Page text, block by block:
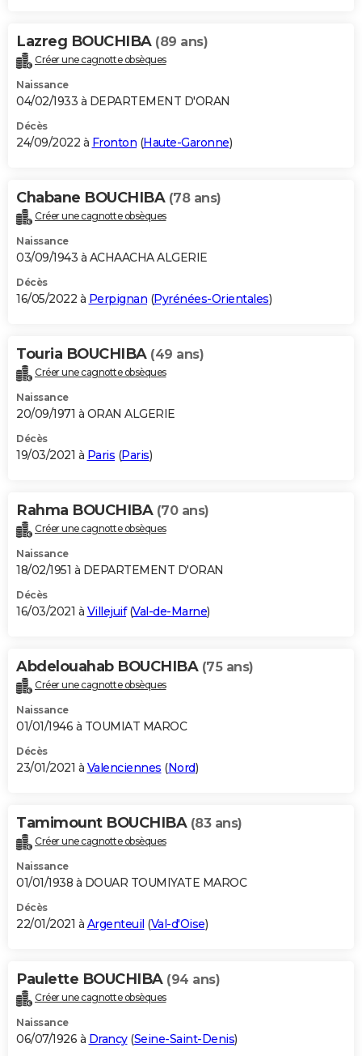
Lazreg BOUCHIBA (89 ans)
Créer une cagnotte obsèques
Naissance
04/02/1933 à DEPARTEMENT D'ORAN
Décès
24/09/2022 à Fronton (Haute-Garonne)
Chabane BOUCHIBA (78 ans)
Créer une cagnotte obsèques
Naissance
03/09/1943 à ACHAACHA ALGERIE
Décès
16/05/2022 à Perpignan (Pyrénées-Orientales)
Touria BOUCHIBA (49 ans)
Créer une cagnotte obsèques
Naissance
20/09/1971 à ORAN ALGERIE
Décès
19/03/2021 à Paris (Paris)
Rahma BOUCHIBA (70 ans)
Créer une cagnotte obsèques
Naissance
18/02/1951 à DEPARTEMENT D'ORAN
Décès
16/03/2021 à Villejuif(Val-de-Marne)
Abdelouahab BOUCHIBA (75 ans)
Créer une cagnotte obsèques
Naissance
01/01/1946 à TOUMIAT MAROC
Décès
23/01/2021 à Valenciennes (Nord)
Tamimount BOUCHIBA (83 ans)
Créer une cagnotte obsèques
Naissance
01/01/1938 à DOUAR TOUMIYATE MAROC
Décès
22/01/2021 à Argenteuil (Val-d'Oise)
Paulette BOUCHIBA (94 ans)
Créer une cagnotte obsèques
Naissance
06/07/1926 à Drancy(Seine-Saint-Denis)